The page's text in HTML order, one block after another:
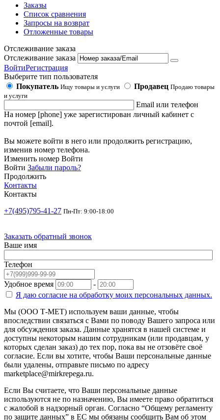
Заказы
Список сравнения
Запросы на возврат
Отложенные товары
Отслеживание заказа
Отслеживание заказа
ВойтиРегистрация
Выберите тип пользователя
Покупатель Ищу товары и услуги Продавец Продаю товары
и услуги
Email или телефон
На номер [phone] уже зарегистирован личный кабинет с
почтой [email].
Вы можете войти в него или продолжить регистрацию,
изменив номер телефона.
Изменить номер Войти
Войти Забыли пароль?
Продолжить
Контакты
Контакты
+7(495)795-41-27 Пн-Пт: 9:00-18:00
Заказать обратный звонок
Ваше имя
Телефон
Удобное время
-
Я даю согласие на обработку моих персональных данных.
Мы (ООО Т-МЕТ) используем ваши данные, чтобы
впоследствии связаться с Вами по поводу Вашего запроса или
для обсуждения заказа. Данные хранятся в нашей системе и
доступны некоторым нашим сотрудникам (или продавцам, у
которых сделан заказ) до тех пор, пока вы не отзовёте своё
согласие. Если вы хотите, чтобы Ваши персональные данные
были удалены, отправьте письмо по адресу
marketplace@mirkrepega.ru.
Если Вы считаете, что Ваши персональные данные
используются не по назначению, Вы имеете право обратиться
с жалобой в надзорный орган. Согласно “Общему регламенту
по защите данных” в ЕС мы обязаны сообщить Вам об этом